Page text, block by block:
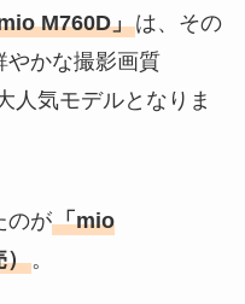
M760D」は、その
やかな撮影画質
人気モデルとなりま
のが「mio
）。